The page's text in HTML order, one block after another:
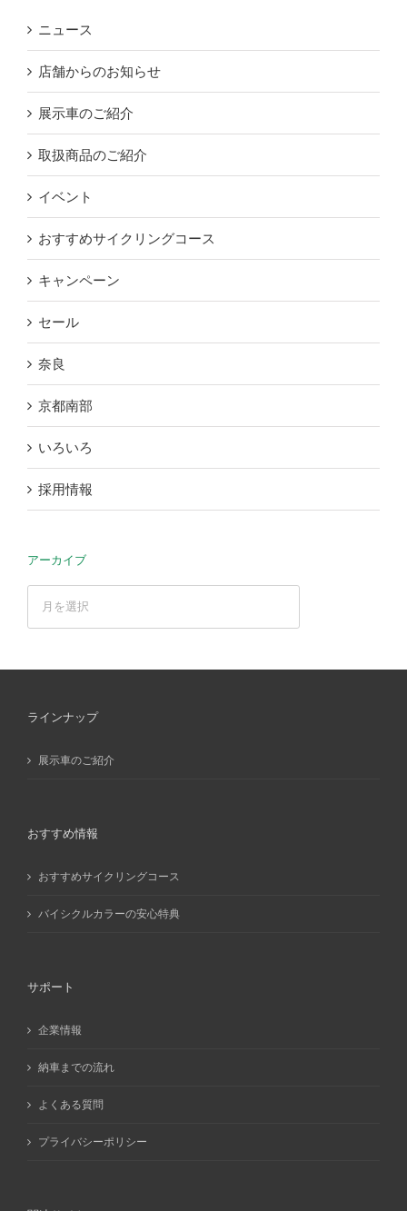
ニュース
店舗からのお知らせ
展示車のご紹介
取扱商品のご紹介
イベント
おすすめサイクリングコース
キャンペーン
セール
奈良
京都南部
いろいろ
採用情報
アーカイブ
ラインナップ
展示車のご紹介
おすすめ情報
おすすめサイクリングコース
バイシクルカラーの安心特典
サポート
企業情報
納車までの流れ
よくある質問
プライバシーポリシー